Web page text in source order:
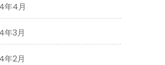
年4月
年3月
年2月